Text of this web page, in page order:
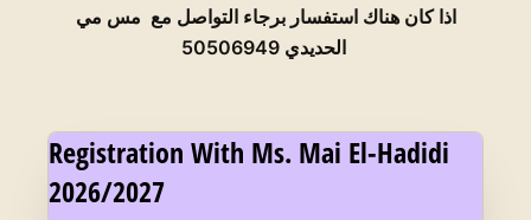
اذا كان هناك استفسار برجاء التواصل مع مس مي
الحديدي 50506949